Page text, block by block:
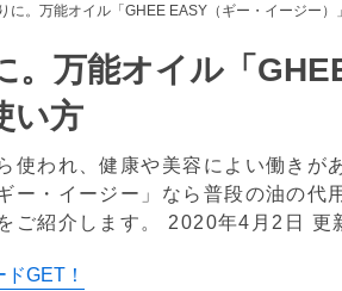
に。万能オイル「GHEE EASY（ギー・イージー）
。万能オイル「
い方
使われ、健康や美容によい働きが
ー・イージー」なら普段の油の代
ご紹介します。 2020年4月2日 更
GET！